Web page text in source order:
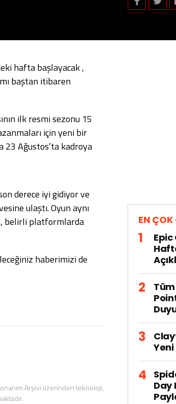
hafta başlayacak ,
baştan itibaren
ilk resmi sezonu 15
için yeni bir
23 Ağustos’ta kadroya
derece iyi gidiyor ve
ulaştı. Oyun aynı
belirli platformlarda
haberimizi de
Arşivi üzerinden teknoloji,
EN ÇOK
Epic
Yeni
Day